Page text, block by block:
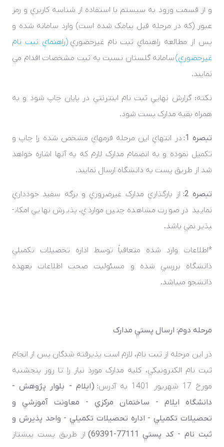
و از قسمت ورود به سيستم با استفاده از شناسه کاربري و رمز
عبور (که در مرحله قبل پيامک شده است) وارد سامانه شده و
پس از مطالعه راهنماي ثبت نام غيرحضوري(راهنماي ثبت نام
غيرحضوري)سامانه گلستان نسبت به ثبت مشخصات اقدام مي
نماييد.
نکته: گزارش نهايي ثبت ­نام اينترنتي در پايان چاپ شود و به
همراه بقيه مدارک پست شود.
تبصره 1:
در انتهاي اين مرحله فرمهاي مشخص شده را چاپ و
تکميل نموده و به انضمام مدارک لازم که به آنها اشاره خواهد
شد از طريق پست به دانشگاه ارسال نماييد.
تبصره 2:
از بارگذاري مدارک غيرضروري و برگه سفيد خودداري
نماييد در صورت مشاهده چنين مواردي، پذيرش نهايي امکان­
پذير نمي­ باشد.
*اطلاعات وارد شده متعاقباً توسط اداره تحصيلات تکميلي
دانشگاه بررسي شده و مسئوليت صحت اطلاعات بعهده
دانشجو مي­باشد.
مرحله دوم: ارسال پستي مدارک
در اين مرحله از ثبت ­نام، لازم است پذيرفته ­شدگان پس از انجام
ثبت­­ نام الکترونيکي، کليه مدارک مورد نياز را تا روز پنج­شنبه
مورخ 17 شهريور 1401 به آدرس
: (ايلام - بلوار پژوهش -
دانشگاه ايلام - ساختمان مرکزي - معاونت آموزشي و
تحصيلات تکميلي - اداره تحصيلات تکميلي - واحد پذيرش و
ثبت نام - کد پستي 77111-69391)
از طريق پست پيشتاز